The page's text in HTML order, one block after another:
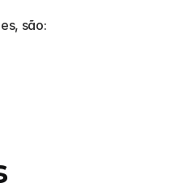
são: